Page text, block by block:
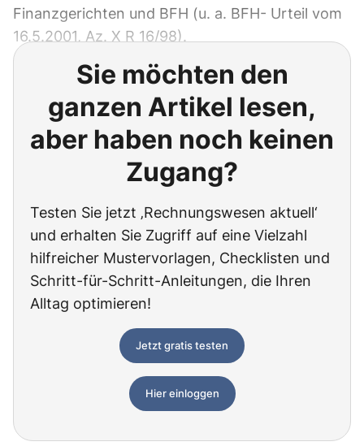
Finanzgerichten und BFH (u. a. BFH- Urteil vom
16.5.2001, Az. X R 16/98).
Sie möchten den
ganzen Artikel lesen,
aber haben noch keinen
Zugang?
Testen Sie jetzt ‚Rechnungswesen aktuell‘
und erhalten Sie Zugriff auf eine Vielzahl
hilfreicher Mustervorlagen, Checklisten und
Schritt-für-Schritt-Anleitungen, die Ihren
Alltag optimieren!
Jetzt gratis testen
Hier einloggen